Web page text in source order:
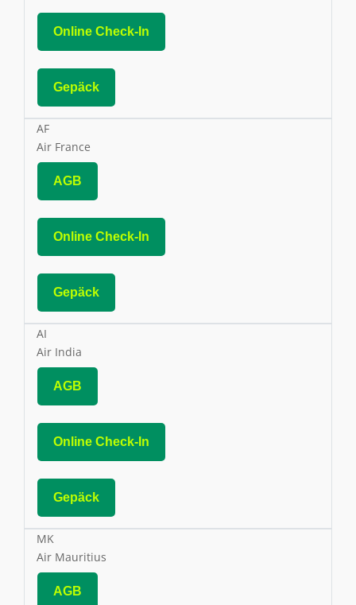
Online Check-In
Gepäck
AF
Air France
AGB
Online Check-In
Gepäck
AI
Air India
AGB
Online Check-In
Gepäck
MK
Air Mauritius
AGB